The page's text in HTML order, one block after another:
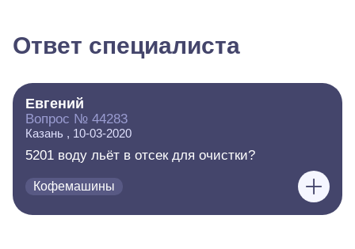
Ответ специалиста
Евгений
Вопрос № 44283
Казань , 10-03-2020
5201 воду льёт в отсек для очистки?
Кофемашины